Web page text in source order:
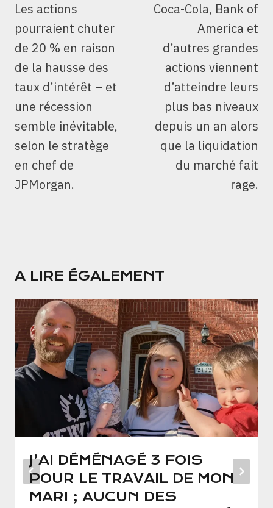
L’ARTICLE
Les actions
pourraient chuter
de 20 % en raison
de la hausse des
taux d’intérêt – et
une récession
semble inévitable,
selon le stratège
en chef de
JPMorgan.
Coca-Cola, Bank of
America et
d’autres grandes
actions viennent
d’atteindre leurs
plus bas niveaux
depuis un an alors
que la liquidation
du marché fait
rage.
A LIRE ÉGALEMENT
J’AI DÉMÉNAGÉ 3 FOIS
POUR LE TRAVAIL DE MON
MARI ; AUCUN DES